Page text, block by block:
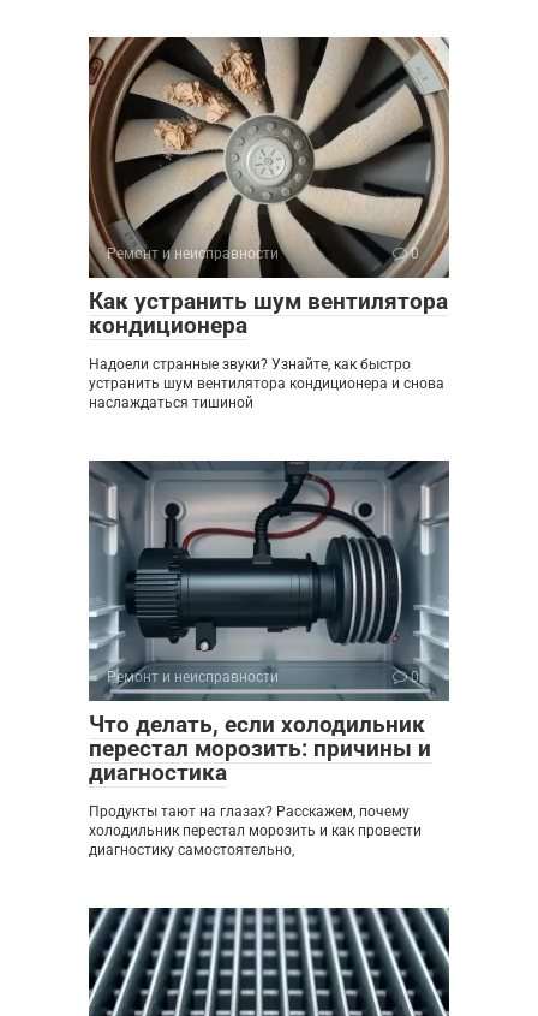
Ремонт и неисправности 0
Как устранить шум вентилятора
кондиционера
Надоели странные звуки? Узнайте, как быстро
устранить шум вентилятора кондиционера и снова
наслаждаться тишиной
Ремонт и неисправности 0
Что делать, если холодильник
перестал морозить: причины и
диагностика
Продукты тают на глазах? Расскажем, почему
холодильник перестал морозить и как провести
диагностику самостоятельно,